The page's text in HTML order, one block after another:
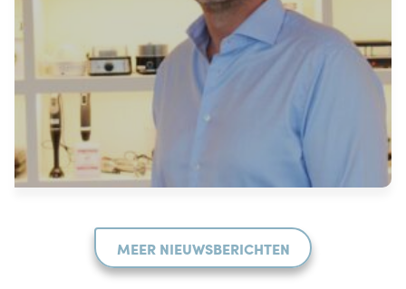
MEER NIEUWSBERICHTEN